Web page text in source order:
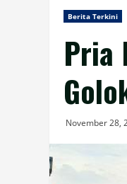
Berita Terkini
Pria
November 28,